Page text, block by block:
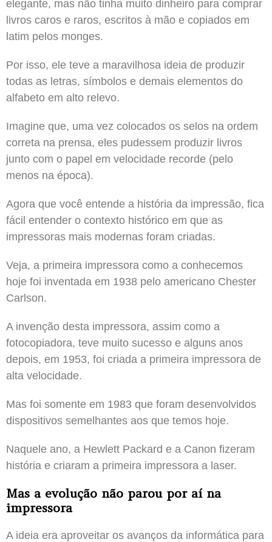
elegante, mas não tinha muito dinheiro para comprar
livros caros e raros, escritos à mão e copiados em
latim pelos monges.
Por isso, ele teve a maravilhosa ideia de produzir
todas as letras, símbolos e demais elementos do
alfabeto em alto relevo.
Imagine que, uma vez colocados os selos na ordem
correta na prensa, eles pudessem produzir livros
junto com o papel em velocidade recorde (pelo
menos na época).
Agora que você entende a história da impressão, fica
fácil entender o contexto histórico em que as
impressoras mais modernas foram criadas.
Veja, a primeira impressora como a conhecemos
hoje foi inventada em 1938 pelo americano Chester
Carlson.
A invenção desta impressora, assim como a
fotocopiadora, teve muito sucesso e alguns anos
depois, em 1953, foi criada a primeira impressora de
alta velocidade.
Mas foi somente em 1983 que foram desenvolvidos
dispositivos semelhantes aos que temos hoje.
Naquele ano, a Hewlett Packard e a Canon fizeram
história e criaram a primeira impressora a laser.
Mas a evolução não parou por aí na
impressora
A ideia era aproveitar os avanços da informática para